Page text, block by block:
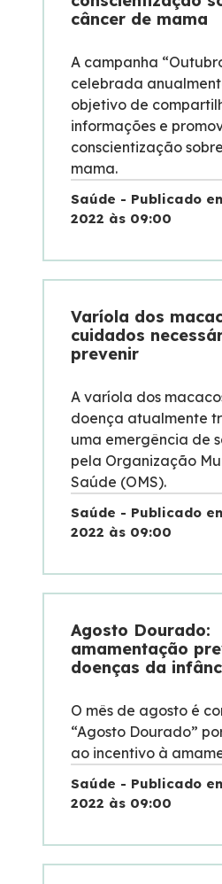
câncer de mama
A campanha
celebrada
objetivo de
informações e
conscientização
mama.
Saúde - Publicado
2022 às 09:00
Varíola dos
cuidados
prevenir
A varíola dos
doença atualmente
uma emergência de
pela Organização
Saúde (OMS).
Saúde - Publicado
2022 às 09:00
Agosto Dourado:
amamentação
doenças da
O mês de agosto é
“Agosto Dourado”
ao incentivo à
Saúde - Publicado
2022 às 09:00